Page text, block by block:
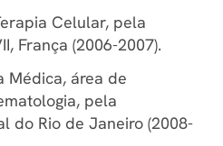
Celular, pela
França (2006-2007).
Médica, área de
pela
do Rio de Janeiro (2008-